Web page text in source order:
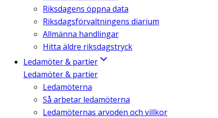
Riksdagens öppna data
Riksdagsförvaltningens diarium
Allmänna handlingar
Hitta äldre riksdagstryck
Ledamöter & partier
Ledamöter & partier
Ledamöterna
Så arbetar ledamöterna
Ledamöternas arvoden och villkor